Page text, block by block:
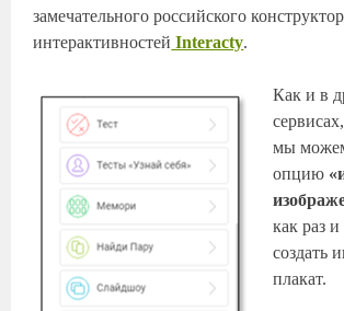
замечательного российского
интерактивностей Interacty.
Как и в
мы
опцию
как раз и
создать
плакат.